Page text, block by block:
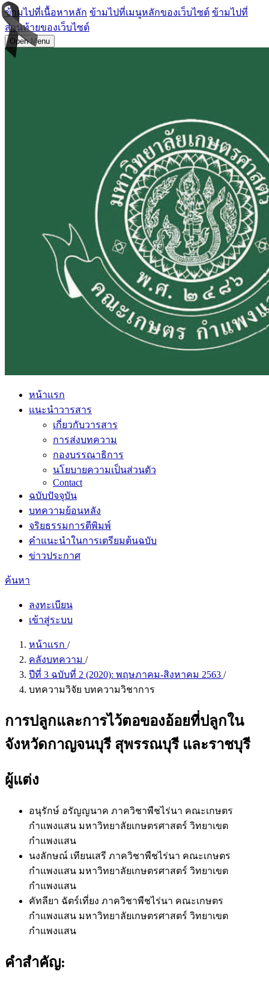
ข้ามไปที่เนื้อหาหลัก ข้ามไปที่เมนูหลักของเว็บไซต์ ข้ามไปที่
ส่วนท้ายของเว็บไซต์
Open Menu
หน้าแรก
แนะนำวารสาร
เกี่ยวกับวารสาร
การส่งบทความ
กองบรรณาธิการ
นโยบายความเป็นส่วนตัว
Contact
ฉบับปัจจุบัน
บทความย้อนหลัง
จริยธรรมการตีพิมพ์
คำแนะนำในการเตรียมต้นฉบับ
ข่าวประกาศ
ค้นหา
ลงทะเบียน
เข้าสู่ระบบ
หน้าแรก /
คลังบทความ /
ปีที่ 3 ฉบับที่ 2 (2020): พฤษภาคม-สิงหาคม 2563 /
บทความวิจัย บทความวิชาการ
การปลูกและการไว้ตอของอ้อยที่ปลูกใน
จังหวัดกาญจนบุรี สุพรรณบุรี และราชบุรี
ผู้แต่ง
อนุรักษ์ อรัญญนาค ภาควิชาพืชไร่นา คณะเกษตร
กำแพงแสน มหาวิทยาลัยเกษตรศาสตร์ วิทยาเขต
กำแพงแสน
นงลักษณ์ เทียนเสรี ภาควิชาพืชไร่นา คณะเกษตร
กำแพงแสน มหาวิทยาลัยเกษตรศาสตร์ วิทยาเขต
กำแพงแสน
คัทลียา ฉัตร์เที่ยง ภาควิชาพืชไร่นา คณะเกษตร
กำแพงแสน มหาวิทยาลัยเกษตรศาสตร์ วิทยาเขต
กำแพงแสน
คำสำคัญ: